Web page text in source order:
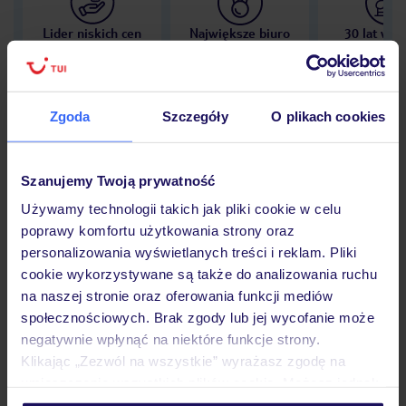
Zgoda Szczegóły O plikach cookies
Szanujemy Twoją prywatność
Używamy technologii takich jak pliki cookie w celu
poprawy komfortu użytkowania strony oraz
personalizowania wyświetlanych treści i reklam. Pliki
cookie wykorzystywane są także do analizowania ruchu
na naszej stronie oraz oferowania funkcji mediów
społecznościowych. Brak zgody lub jej wycofanie może
negatywnie wpłynąć na niektóre funkcje strony.
Klikając „Zezwól na wszystkie” wyrażasz zgodę na
Lider niskich cen
Największe biuro
30 lat w
Opinie
Pokoje
Wyżywienie